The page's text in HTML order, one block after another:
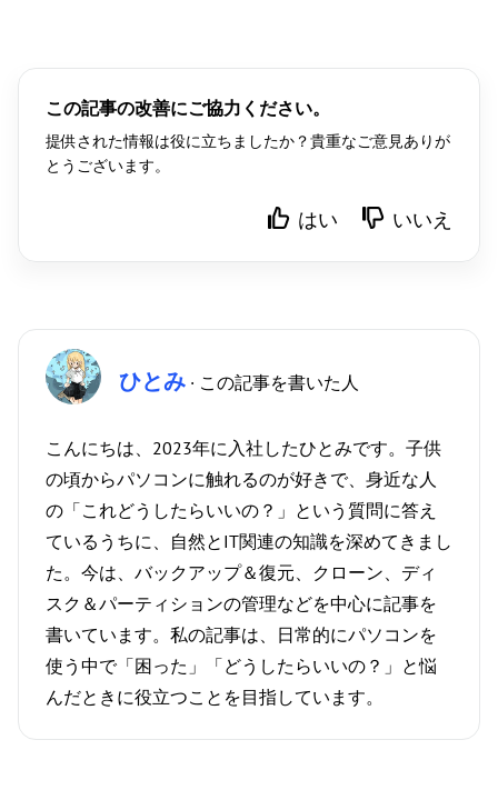
この記事の改善にご協力ください。
提供された情報は役に立ちましたか？貴重なご意見ありが
とうございます。
はい いいえ
ひとみ · この記事を書いた人
こんにちは、2023年に入社したひとみです。子供
の頃からパソコンに触れるのが好きで、身近な人
の「これどうしたらいいの？」という質問に答え
ているうちに、自然とIT関連の知識を深めてきまし
た。今は、バックアップ＆復元、クローン、ディ
スク＆パーティションの管理などを中心に記事を
書いています。私の記事は、日常的にパソコンを
使う中で「困った」「どうしたらいいの？」と悩
んだときに役立つことを目指しています。